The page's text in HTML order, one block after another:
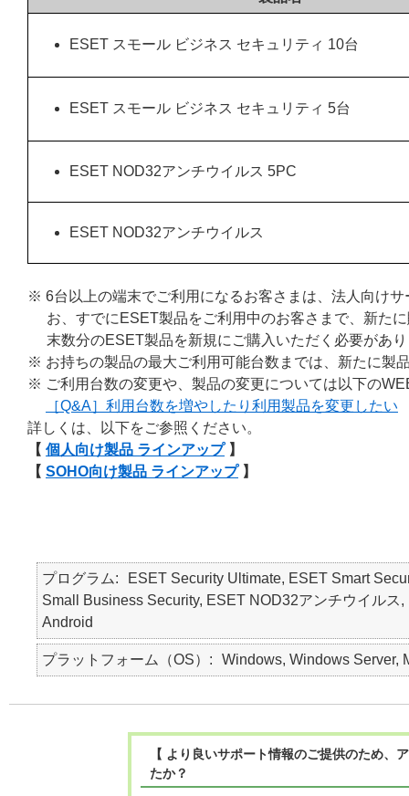
ESET スモール ビジネス セキュリティ 10台
ESET スモール ビジネス セキュリティ 5台
ESET NOD32アンチウイルス 5PC
ESET NOD32アンチウイルス
※ 6台以上の端末でご利用になるお客さまは、法人向け
お、すでにESET製品をご利用中のお客さまで、新た
末数分のESET製品を新規にご購入いただく必要があ
※ お持ちの製品の最大ご利用可能台数までは、新たに製
※ ご利用台数の変更や、製品の変更については以下の
［Q&A］利用台数を増やしたり利用製品を変更したい
詳しくは、以下をご参照ください。
【 個人向け製品 ラインアップ】
【 SOHO向け製品 ラインアップ】
プログラム
ESET Security Ultimate, ESET Smart
Small Business Security, ESET NOD32アンチウイル
Android
プラットフォーム（OS） Windows, Windows Server,
【 より良いサポート情報のご提供のため
たか？